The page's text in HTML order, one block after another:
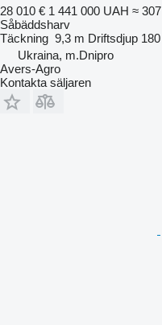
28 010 € 1 441 000 UAH ≈
Såbäddsharv
Täckning 9,3 m Driftsdjup
Ukraina, m.Dnipro
Avers-Agro
Kontakta säljaren